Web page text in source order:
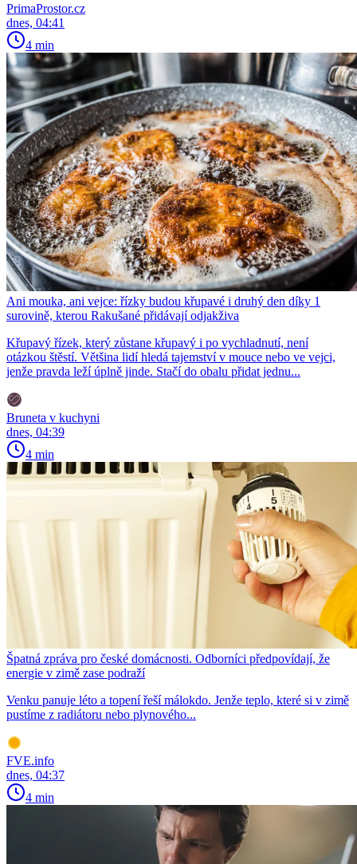
PrimaProstor.cz
dnes, 04:41
4 min
Ani mouka, ani vejce: řízky budou křupavé i druhý den díky 1
surovině, kterou Rakušané přidávají odjakživa
Křupavý řízek, který zůstane křupavý i po vychladnutí, není
otázkou štěstí. Většina lidí hledá tajemství v mouce nebo ve vejci,
jenže pravda leží úplně jinde. Stačí do obalu přidat jednu...
Bruneta v kuchyni
dnes, 04:39
4 min
Špatná zpráva pro české domácnosti. Odborníci předpovídají, že
energie v zimě zase podraží
Venku panuje léto a topení řeší málokdo. Jenže teplo, které si v zimě
pustíme z radiátoru nebo plynového...
FVE.info
dnes, 04:37
4 min